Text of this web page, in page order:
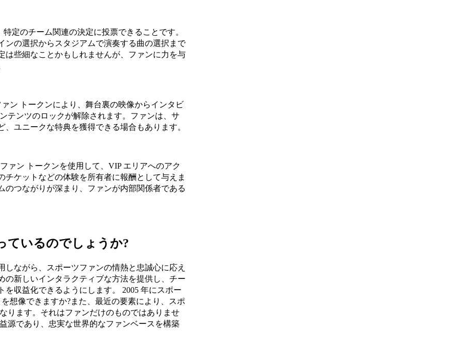
定のチーム関連の決定に投票できることです。
ンの選択からスタジアムで演奏する曲の選択まで
は些細なことかもしれませんが、ファンに力を与
ン トークンにより、舞台裏の映像からインタビ
テンツのロックが解除されます。ファンは、サ
ユニークな特典を獲得できる場合もあります。
ァン トークンを使用して、VIP エリアへのアク
ケットなどの体験を所有者に報酬として与えま
つながりが深まり、ファンが内部関係者である
ているのでしょうか?
ながら、スポーツファンの情熱と忠誠心に応え
の新しいインタラクティブな方法を提供し、チー
収益化できるようにします。 2005 年にスポー
想像できますか?また、最近の要素により、スポ
ります。それはファンだけのものではありませ
源であり、忠実な世界的なファンベースを構築